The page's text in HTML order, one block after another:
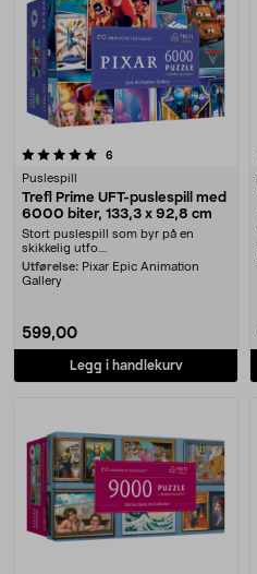
6
Puslespill
Trefl Prime UFT-puslespill med
6000 biter, 133,3 x 92,8 cm
Stort puslespill som byr på en
skikkelig utfo....
Utførelse: Pixar Epic Animation
Gallery
599,00
Legg i handlekurv
3.0 av 5 stjerner